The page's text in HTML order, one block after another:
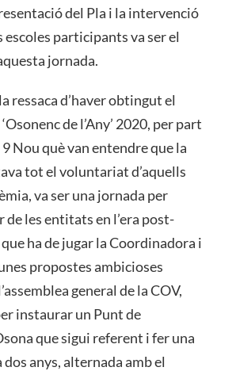
del Pla i la intervenció
escoles participants va ser el
jornada.
ressaca d’haver obtingut el
de l’Any’ 2020, per part
Nou què van entendre que la
tot el voluntariat d’aquells
va ser una jornada per
de les entitats en l’era post-
ha de jugar la Coordinadora i
propostes ambicioses
general de la COV,
instaurar un Punt de
que sigui referent i fer una
anys, alternada amb el